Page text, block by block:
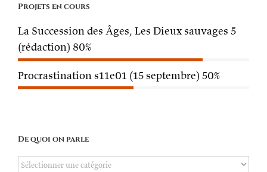
Projets en cours
La Succession des Âges, Les Dieux sauvages 5
(rédaction) 80%
Procrastination s11e01 (15 septembre) 50%
De quoi on parle
De